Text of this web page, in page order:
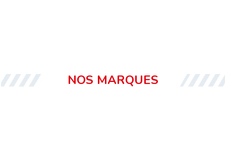
NOS MARQUES